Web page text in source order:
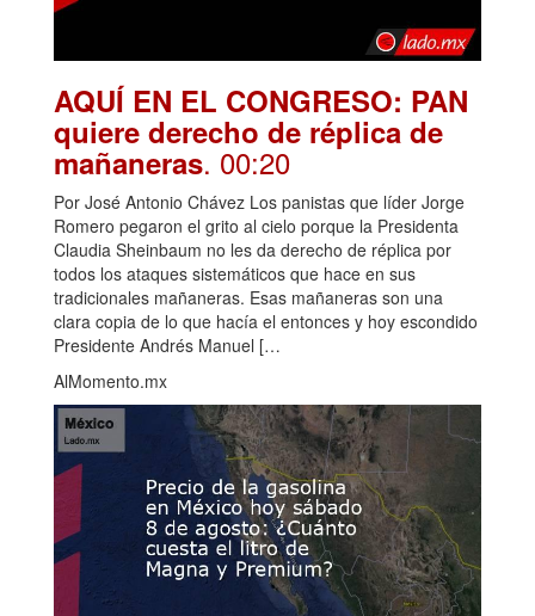
AQUÍ EN EL CONGRESO: PAN
quiere derecho de réplica de
mañaneras. 00:20
Por José Antonio Chávez Los panistas que líder Jorge
Romero pegaron el grito al cielo porque la Presidenta
Claudia Sheinbaum no les da derecho de réplica por
todos los ataques sistemáticos que hace en sus
tradicionales mañaneras. Esas mañaneras son una
clara copia de lo que hacía el entonces y hoy escondido
Presidente Andrés Manuel […
AlMomento.mx